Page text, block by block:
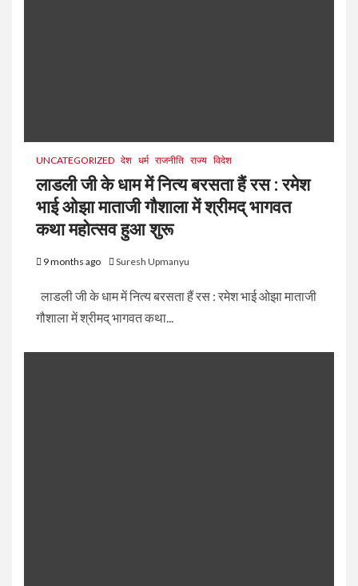
UNCATEGORIZED देश धर्म राजनीति राज्य विदेश
लाडली जी के धाम में नित्य बरसता हैं रस : रमेश
भाई ओझा माताजी गौशाला में श्रीमद् भागवत
कथा महोत्सव हुआ शुरू
9 months ago Suresh Upmanyu
लाडली जी के धाम में नित्य बरसता हैं रस : रमेश भाई ओझा माताजी
गौशाला में श्रीमद् भागवत कथा...